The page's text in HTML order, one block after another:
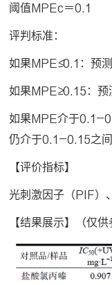
阈值MPEc＝0.1
评判标准：
如果MPE≤0.1：预测
如果MPE≥0.15：预
如果MPE介于
仍介于0.1—0.15之间
【评价指标】
光刺激因子（PIF）
【结果展示】（仅